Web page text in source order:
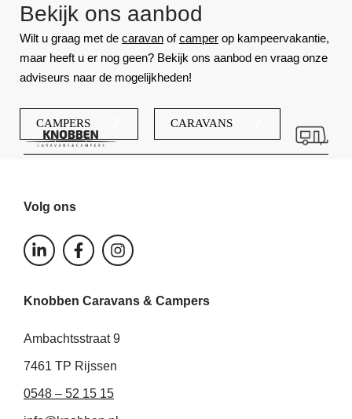
Bekijk ons aanbod
Wilt u graag met de caravan ofcamper op kampeervakantie,
maar heeft u er nog geen? Bekijk ons aanbod en vraag onze
adviseurs naar de mogelijkheden!
CAMPERS CARAVANS
Volg ons
L
i
e
i
-
n
F
a
b
o
-
I
n
a
r
Knobben Caravans & Campers
Ambachtsstraat 9
7461 TP Rijssen
0548 – 52 15 15